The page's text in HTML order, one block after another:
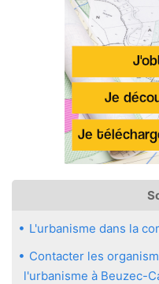
L'urbanisme dans la
Contacter les
l'urbanisme à Beuzec-